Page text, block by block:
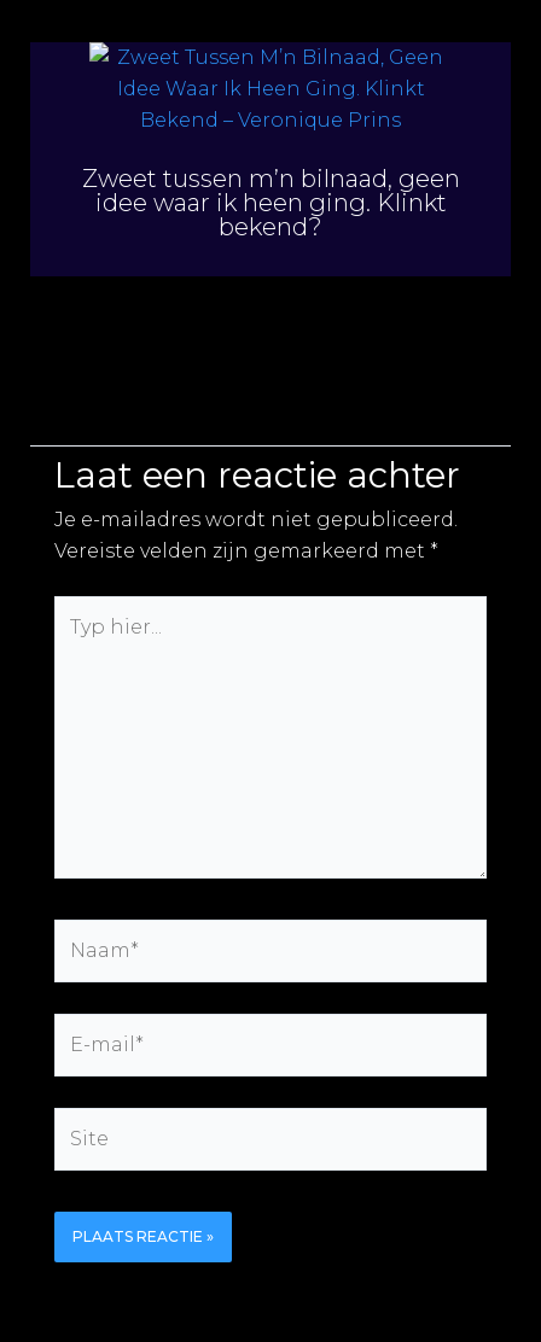
Zweet tussen m’n bilnaad, geen
idee waar ik heen ging. Klinkt
bekend?
Laat een reactie achter
Je e-mailadres wordt niet gepubliceerd.
Vereiste velden zijn gemarkeerd met *
hier...
mail*